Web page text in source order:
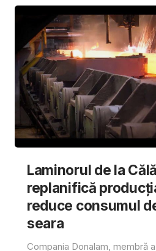
Laminorul de la
replanifică
reduce consumul
seara
Compania Donalam, membră